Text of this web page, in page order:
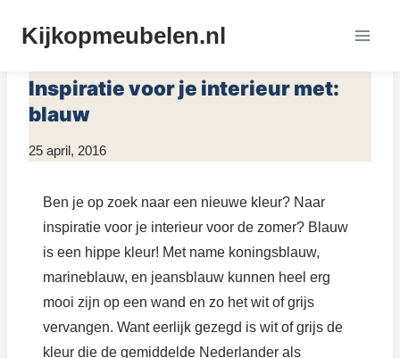
naarKijkopmeubelen.nl
Inspiratie voor je interieur met:
blauw
Door
25 april, 2016
Ben je op zoek naar een nieuwe kleur? Naar
inspiratie voor je interieur voor de zomer? Blauw
is een hippe kleur! Met name koningsblauw,
marineblauw, en jeansblauw kunnen heel erg
mooi zijn op een wand en zo het wit of grijs
vervangen. Want eerlijk gezegd is wit of grijs de
kleur die de gemiddelde Nederlander als